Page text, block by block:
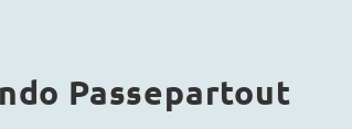
Passepartout